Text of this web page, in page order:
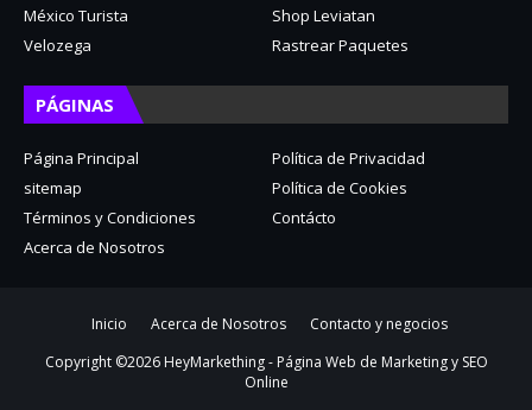
México Turista
Shop Leviatan
Velozega
Rastrear Paquetes
PÁGINAS
Página Principal
Política de Privacidad
sitemap
Política de Cookies
Términos y Condiciones
Contácto
Acerca de Nosotros
Inicio Acerca de Nosotros
Contacto y negocios
Copyright ©2026 HeyMarkething - Página Web de Marketing y SEO
Online